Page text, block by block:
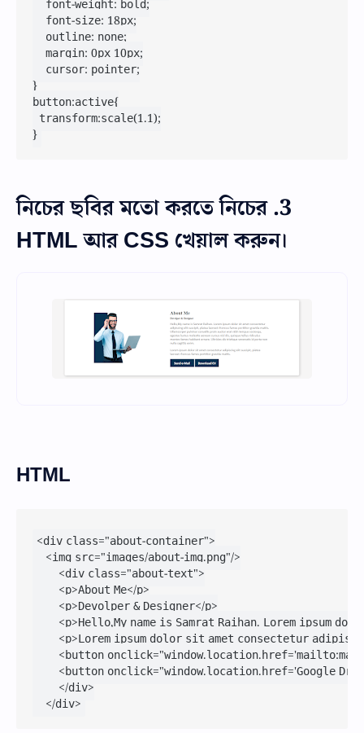
    font-weight: bold;
    font-size: 18px;
    outline: none;
    margin: 0px 10px;
    cursor: pointer;
}
button:active{
}
3. নিচের ছবির মতো করতে নিচের
HTML আর CSS খেয়াল করুন।
HTML
<div class="about-container">
    <img src="images/about-img.png"/>
        <div class="about-text">
        <p>About Me</p>
        <p>Devolper & Designer</p>
<p>Hello,My name is Samrat Raihan. Lorem ipsum
<p>Lorem ipsum dolor sit amet consectetur
<button
<button onclick="window.location.href='Google
        </div>
    </div>